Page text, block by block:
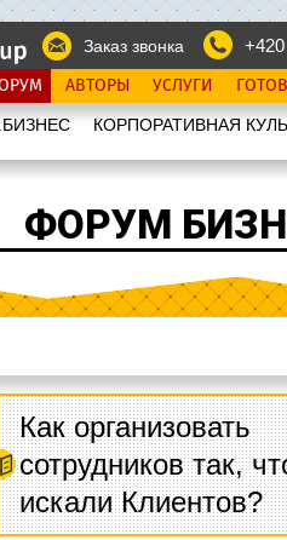
Заказ звонка
АВТОРЫ УСЛУГИ
КОРПОРАТИВНАЯ
ФОРУМ
Как организовать
сотрудников так,
искали Клиентов?